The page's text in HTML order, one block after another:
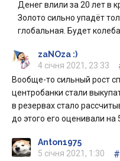
Денег влили за 20 лет в
Золото сильно упадёт
глобальная. Будет
zaNOza :)
4 січня 2021, 23:33
Вообще-то сильный рост
центробанки стали
в резервах стало
до этого его оценивали на
Anton1975
5 січня 2021, 1:30
#